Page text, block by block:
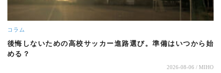
コラム
後悔しないための高校サッカー進路選び。準備はいつから始
める？
2026-08-06 / MIHO